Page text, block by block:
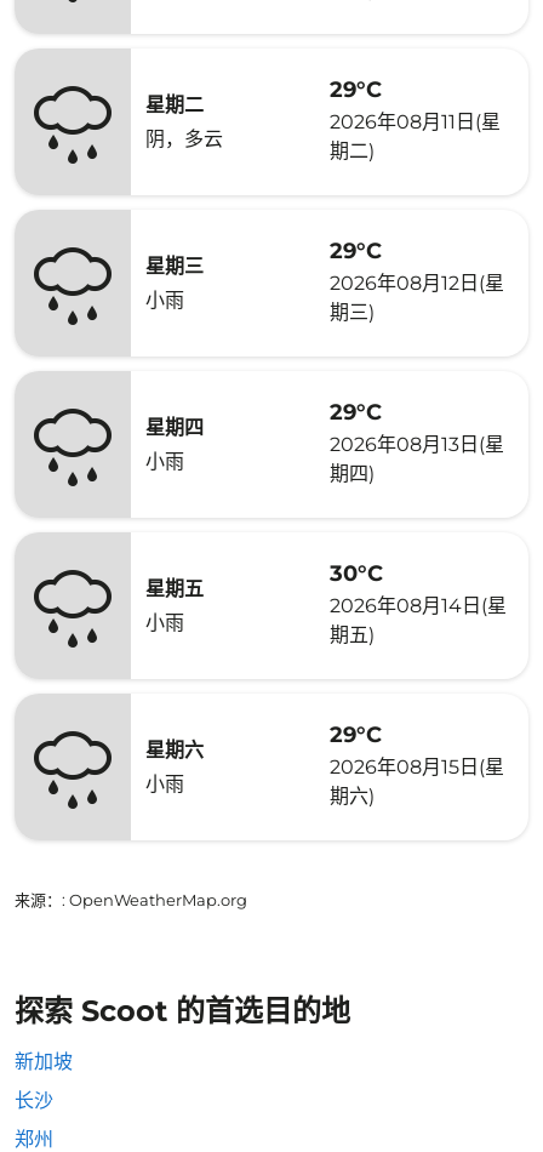
星期二
阴，多云
29°C
2026年08月11日(星
期二)
星期三
小雨
29°C
2026年08月12日(星
期三)
星期四
小雨
29°C
2026年08月13日(星
期四)
星期五
小雨
30°C
2026年08月14日(星
期五)
星期六
小雨
29°C
2026年08月15日(星
期六)
来源： : OpenWeatherMap.org
探索 Scoot 的首选目的地
新加坡
长沙
郑州